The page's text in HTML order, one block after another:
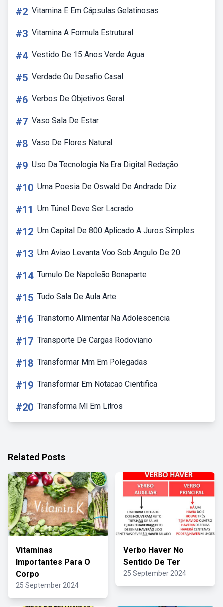
#2 Vitamina E Em Cápsulas Gelatinosas
#3 Vitamina A Formula Estrutural
#4 Vestido De 15 Anos Verde Agua
#5 Verdade Ou Desafio Casal
#6 Verbos De Objetivos Geral
#7 Vaso Sala De Estar
#8 Vaso De Flores Natural
#9 Uso Da Tecnologia Na Era Digital Redação
#10 Uma Poesia De Oswald De Andrade Diz
#11 Um Túnel Deve Ser Lacrado
#12 Um Capital De 800 Aplicado A Juros Simples
#13 Um Aviao Levanta Voo Sob Angulo De 20
#14 Tumulo De Napoleão Bonaparte
#15 Tudo Sala De Aula Arte
#16 Transtorno Alimentar Na Adolescencia
#17 Transporte De Cargas Rodoviario
#18 Transformar Mm Em Polegadas
#19 Transformar Em Notacao Cientifica
#20 Transforma Ml Em Litros
Related Posts
Vitaminas
Importantes Para O
Corpo
25 September 2024
Verbo Haver No
Sentido De Ter
25 September 2024